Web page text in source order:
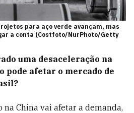
para aço verde avançam, mas
a conta (Costfoto/NurPhoto/Getty
uma desaceleração na
pode afetar o mercado de
na China vai afetar a demanda,